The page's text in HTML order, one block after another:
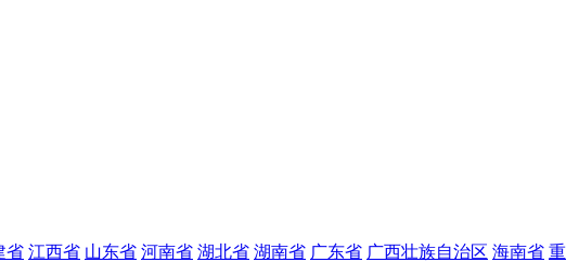
省 江西省 山东省 河南省 湖北省 湖南省 广东省 广西壮族自治区 海南省 重